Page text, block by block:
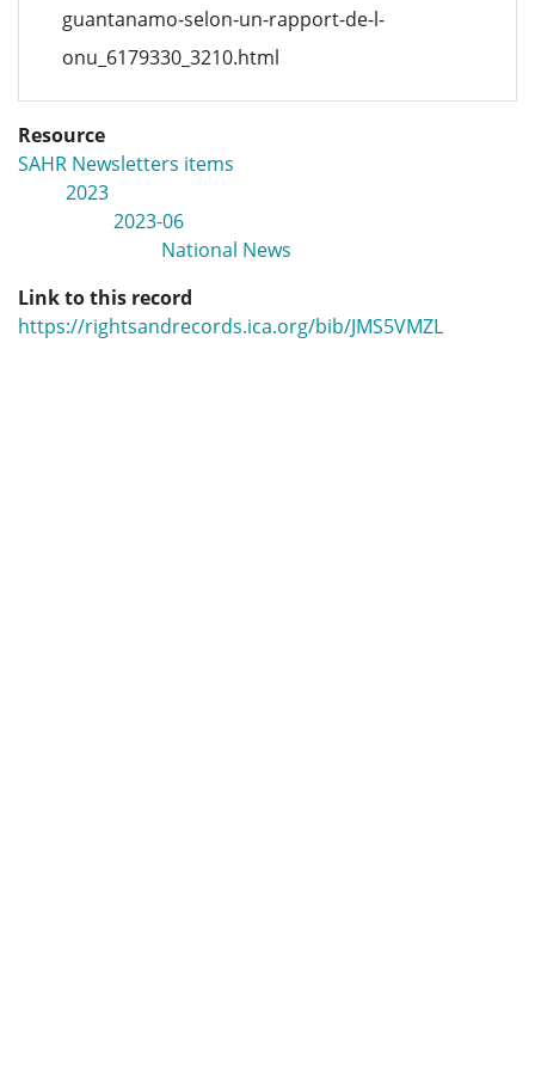
guantanamo-selon-un-rapport-de-l-
onu_6179330_3210.html
Resource
SAHR Newsletters items
2023
2023-06
National News
Link to this record
https://rightsandrecords.ica.org/bib/JMS5VMZL